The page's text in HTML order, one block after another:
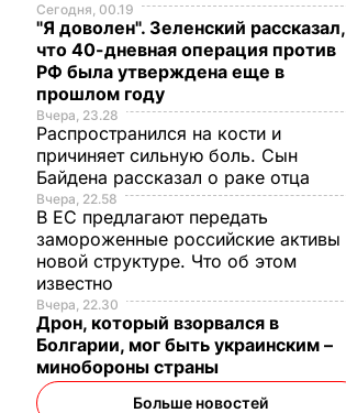
Сегодня, 00.19
"Я доволен". Зеленский рассказал,
что 40-дневная операция против
РФ была утверждена еще в
прошлом году
Вчера, 23.28
Распространился на кости и
причиняет сильную боль. Сын
Байдена рассказал о раке отца
Вчера, 22.58
В ЕС предлагают передать
замороженные российские активы
новой структуре. Что об этом
известно
Вчера, 22.30
Дрон, который взорвался в
Болгарии, мог быть украинским –
минобороны страны
Больше новостей